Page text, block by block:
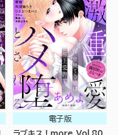
電子版
ラブキス！more Vol.80